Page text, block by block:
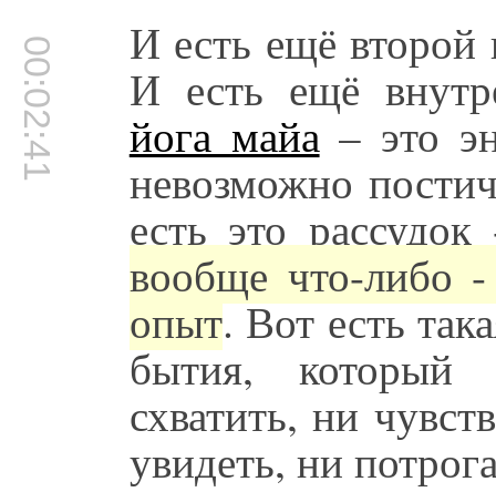
00:02:41 И есть ещё второй
И есть ещё
йога майа– это
невозможно
есть это
вообще что-либо
опыт. Вот есть
бытия, который
схватить, ни
увидеть, ни